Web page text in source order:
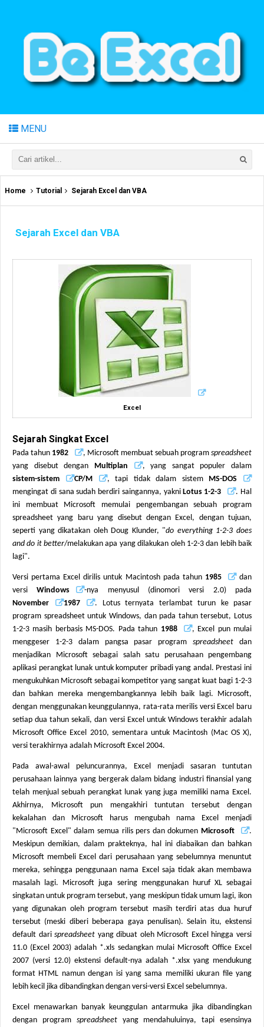
MENU
Home Tutorial Sejarah Excel dan VBA
Sejarah Excel dan VBA
Excel
Sejarah Singkat Excel
Pada tahun 1982 , Microsoft membuat sebuah program spreadsheet
yang disebut dengan Multiplan
, yang sangat populer dalam
sistem-sistem
CP/M , tapi tidak dalam sistem MS-DOS
mengingat di sana sudah berdiri saingannya, yakniLotus 1-2-3
. Hal
ini membuat Microsoft memulai pengembangan sebuah program
spreadsheet yang baru yang disebut dengan Excel , dengan tujuan,
seperti yang dikatakan oleh Doug Klunder, "do everything 1-2-3 does
and do it better/melakukan apa yang dilakukan oleh 1-2-3 dan lebih baik
lagi".
Versi pertama Excel dirilis untuk Macintosh pada tahun 1985
dan
versiWindows
-nya menyusul (dinomori versi 2.0) pada
November
1987
. Lotus ternyata terlambat turun ke pasar
program spreadsheet untuk Windows, dan pada tahun tersebut, Lotus
1-2-3 masih berbasis MS-DOS. Pada tahun 1988
, Excel pun mulai
menggeser 1-2-3 dalam pangsa pasar programspreadsheet dan
menjadikan Microsoft sebagai salah satu perusahaan pengembang
aplikasi perangkat lunak untuk komputer pribadi yang andal. Prestasi ini
mengukuhkan Microsoft sebagai kompetitor yang sangat kuat bagi 1-2-3
dan bahkan mereka mengembangkannya lebih baik lagi. Microsoft,
dengan menggunakan keunggulannya, rata-rata merilis versi Excel baru
setiap dua tahun sekali, dan versi Excel untuk Windows terakhir adalah
Microsoft Office Excel 2010, sementara untuk Macintosh (Mac OS X),
versi terakhirnya adalah Microsoft Excel 2004.
Pada awal-awal peluncurannya, Excel menjadi sasaran tuntutan
perusahaan lainnya yang bergerak dalam bidang industri finansial yang
telah menjual sebuah perangkat lunak yang juga memiliki nama Excel.
Akhirnya, Microsoft pun mengakhiri tuntutan tersebut dengan
kekalahan dan Microsoft harus mengubah nama Excel menjadi
"Microsoft Excel" dalam semua rilis pers dan dokumen Microsoft
.
Meskipun demikian, dalam prakteknya, hal ini diabaikan dan bahkan
Microsoft membeli Excel dari perusahaan yang sebelumnya menuntut
mereka, sehingga penggunaan nama Excel saja tidak akan membawa
masalah lagi. Microsoft juga sering menggunakan huruf XLsebagai
singkatan untuk program tersebut, yang meskipun tidak umum lagi, ikon
yang digunakan oleh program tersebut masih terdiri atas dua huruf
tersebut (meski diberi beberapa gaya penulisan). Selain itu, ekstensi
default darispreadsheet yang dibuat oleh Microsoft Excel hingga versi
11.0 (Excel 2003) adalah *.xls sedangkan mulai Microsoft Office Excel
2007 (versi 12.0) ekstensi default-nya adalah *.xlsx yang mendukung
format HTML namun dengan isi yang sama memiliki ukuran file yang
lebih kecil jika dibandingkan dengan versi-versi Excel sebelumnya.
Excel menawarkan banyak keunggulan antarmuka jika dibandingkan
dengan program spreadsheetyang mendahuluinya, tapi esensinya